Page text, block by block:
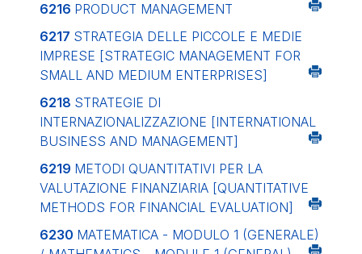
6216 PRODUCT MANAGEMENT
6217 STRATEGIA DELLE PICCOLE E MEDIE
IMPRESE [STRATEGIC MANAGEMENT FOR
SMALL AND MEDIUM ENTERPRISES]
6218 STRATEGIE DI
INTERNAZIONALIZZAZIONE [INTERNATIONAL
BUSINESS AND MANAGEMENT]
6219 METODI QUANTITATIVI PER LA
VALUTAZIONE FINANZIARIA [QUANTITATIVE
METHODS FOR FINANCIAL EVALUATION]
6230 MATEMATICA - MODULO 1 (GENERALE)